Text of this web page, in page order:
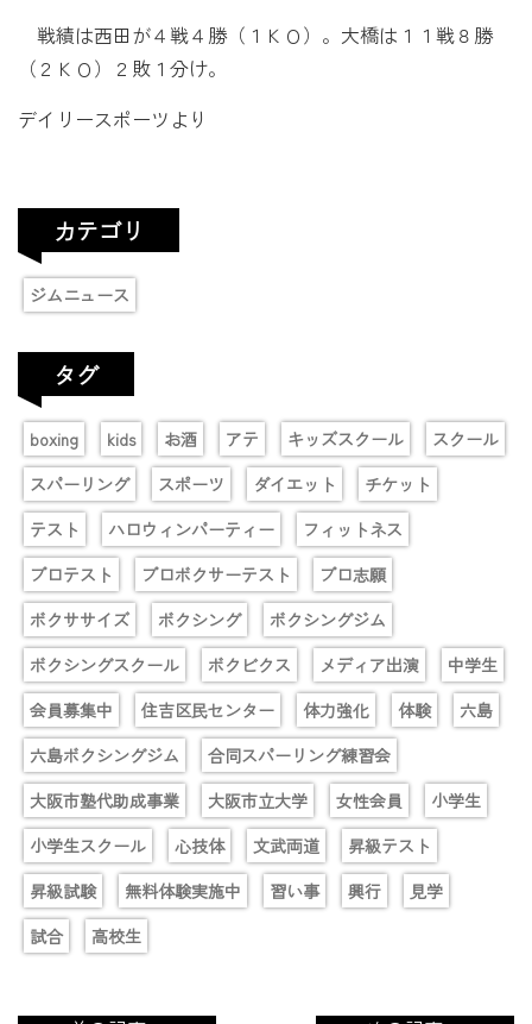
戦績は西田が４戦４勝（１ＫＯ）。大橋は１１戦８勝
（２ＫＯ）２敗１分け。
デイリースポーツより
カテゴリ
ジムニュース
タグ
boxing kids お酒 アテ キッズスクール
スクール
スパーリング
スポーツ ダイエット
チケット
テスト
ハロウィンパーティー
フィットネス
プロテスト
プロボクサーテスト
プロ志願
ボクササイズ
ボクシング
ボクシングジム
ボクシングスクール
ボクビクス メディア出演
中学生
会員募集中
住吉区民センター 体力強化 体験
六島
六島ボクシングジム
合同スパーリング練習会
大阪市塾代助成事業
大阪市立大学 女性会員
小学生
小学生スクール
心技体 文武両道
昇級テスト
昇級試験
無料体験実施中 習い事 興行
見学
試合
高校生